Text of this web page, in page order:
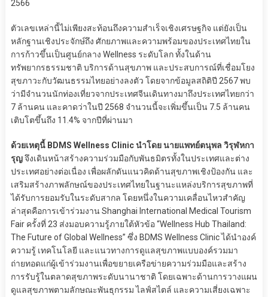
2566
ตัวเลขเหล่านี้ไม่เพียงสะท้อนถึงความสำเร็จเชิงเศรษฐกิจ แต่ยังเป็น
หลักฐานเชิงประจักษ์ถึง ศักยภาพและความพร้อมของประเทศไทยใน
การก้าวขึ้นเป็นศูนย์กลาง Wellness ระดับโลก ทั้งในด้าน
ทรัพยากรธรรมชาติ บริการด้านสุขภาพ และประสบการณ์ที่เชื่อมโยง
สุขภาวะกับวัฒนธรรมไทยอย่างลงตัว โดยจากข้อมูลสถิติปี 2567 พบ
ว่ามีจำนวนนักท่องเที่ยวจากประเทศจีนเดินทางมาถึงประเทศไทยกว่า
7 ล้านคน และคาดว่าในปี 2568 จำนวนนี้จะเพิ่มขึ้นเป็น 7.5 ล้านคน
เติบโตขึ้นถึง 11.4% จากปีที่ผ่านมา
ด้วยเหตุนี้ BDMS Wellness Clinic นำโดย นายแพทย์ตนุพล วิรุฬหกา
รุญจึงเดินหน้าสร้างความร่วมมือกับพันธมิตรทั้งในประเทศและต่าง
ประเทศอย่างต่อเนื่อง เพื่อผลักดันแนวคิดด้านสุขภาพเชิงป้องกัน และ
เสริมสร้างภาพลักษณ์ของประเทศไทยในฐานะแหล่งบริการสุขภาพที่
ได้รับการยอมรับในระดับสากล โดยหนึ่งในความเคลื่อนไหวสำคัญ
ล่าสุดคือการเข้าร่วมงาน Shanghai International Medical Tourism
Fair ครั้งที่ 23 ส่งมอบความรู้ภายใต้หัวข้อ “Wellness Hub Thailand:
The Future of Global Wellness” ซึ่ง BDMS Wellness Clinic ได้นำองค์
ความรู้ เทคโนโลยี และแนวทางการดูแลสุขภาพแบบองค์รวมมา
ถ่ายทอดแก่ผู้เข้าร่วมงานเพื่อขยายเครือข่ายความร่วมมือและสร้าง
การรับรู้ในตลาดสุขภาพระดับนานาชาติ โดยเฉพาะด้านการวางแผน
ดูแลสุขภาพตามลักษณะพันธุกรรม ไลฟ์สไตล์ และความเสี่ยงเฉพาะ